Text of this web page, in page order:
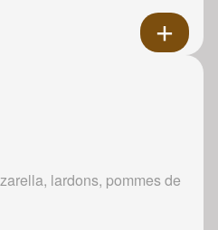
lardons, pommes de